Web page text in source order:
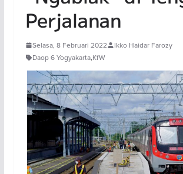
Perjalanan
Selasa, 8 Februari 2022
Ikko Haidar Farozy
Daop 6 Yogyakarta,KfW